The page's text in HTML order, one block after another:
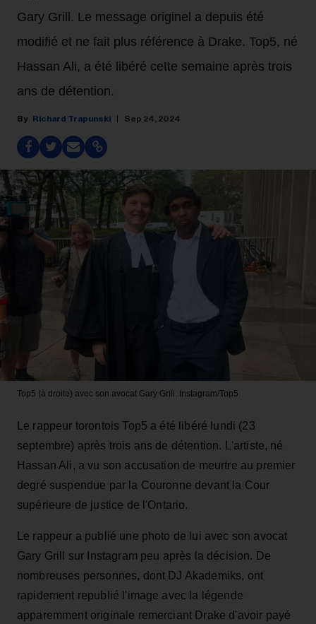
Gary Grill. Le message originel a depuis été
modifié et ne fait plus référence à Drake. Top5, né
Hassan Ali, a été libéré cette semaine après trois
ans de détention.
Richard Trapunski Sep 24, 2024
Top5 (à droite) avec son avocat Gary Grill. Instagram/Top5
Le rappeur torontois Top5 a été libéré lundi (23
septembre) après trois ans de détention. L'artiste, né
Hassan Ali, a vu son accusation de meurtre au premier
degré suspendue par la Couronne devant la Cour
supérieure de justice de l'Ontario.
Le rappeur a publié une photo de lui avec son avocat
Gary Grill sur Instagram peu après la décision. De
nombreuses personnes, dont DJ Akademiks, ont
rapidement republié l'image avec la légende
apparemment originale remerciant Drake d'avoir payé